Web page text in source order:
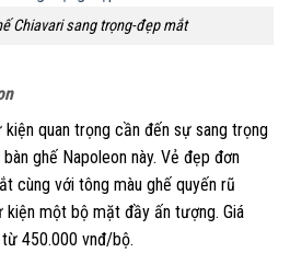
Chiavari sang trọng-đẹp mắt
quan trọng cần đến sự sang trọng
ghế Napoleon này. Vẻ đẹp đơn
cùng với tông màu ghế quyến rũ
kiện một bộ mặt đầy ấn tượng. Giá
450.000 vnđ/bộ.